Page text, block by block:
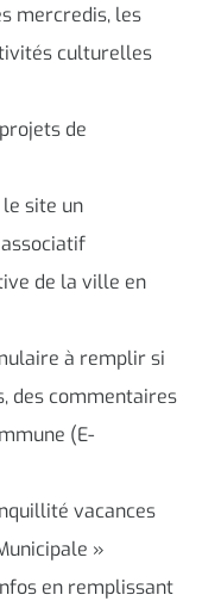
mercredis, les
culturelles
de
site un
de la ville en
à remplir si
des commentaires
(E-
vacances
»
en remplissant